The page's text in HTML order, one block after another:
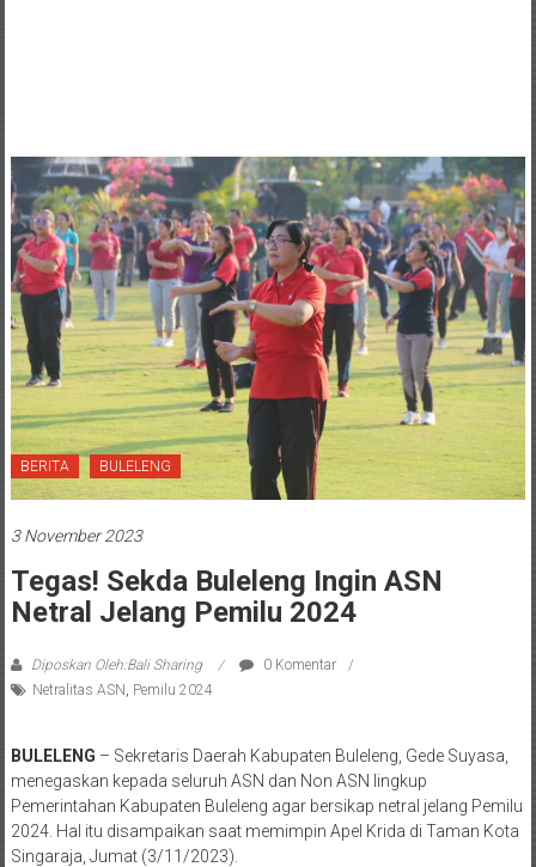
BERITA BULELENG
3 November 2023
Tegas! Sekda Buleleng Ingin ASN
Netral Jelang Pemilu 2024
Diposkan Oleh:Bali Sharing
0 Komentar
Netralitas ASN, Pemilu 2024
BULELENG – Sekretaris Daerah Kabupaten Buleleng, Gede Suyasa,
menegaskan kepada seluruh ASN dan Non ASN lingkup
Pemerintahan Kabupaten Buleleng agar bersikap netral jelang Pemilu
2024. Hal itu disampaikan saat memimpin Apel Krida di Taman Kota
Singaraja, Jumat (3/11/2023).